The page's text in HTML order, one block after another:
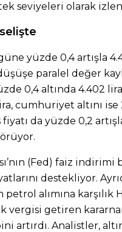
seviyeleri olarak
yüzde 0,4 artışla
paralel değer
0,4 altında 4.402
cumhuriyet altını ise
fiyatı da yüzde 0,2
(Fed) faiz
destekliyor.
petrol alımına karşılık
vergisi getiren
artırdı. Analistler,